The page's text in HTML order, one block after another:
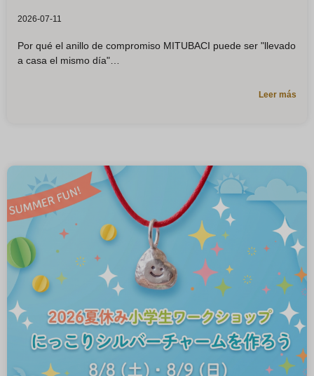
2026-07-11
Por qué el anillo de compromiso MITUBACI puede ser "llevado
a casa el mismo día"
Leer más